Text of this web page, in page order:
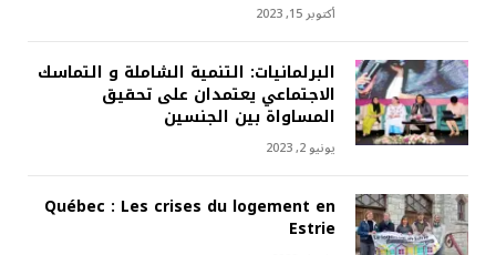
أكتوبر 15, 2023
البرلمانيات: التنمية الشاملة و التماسك
الاجتماعي يعتمدان على تحقيق
المساواة بين الجنسين
يونيو 2, 2023
Québec : Les crises du logement en
Estrie